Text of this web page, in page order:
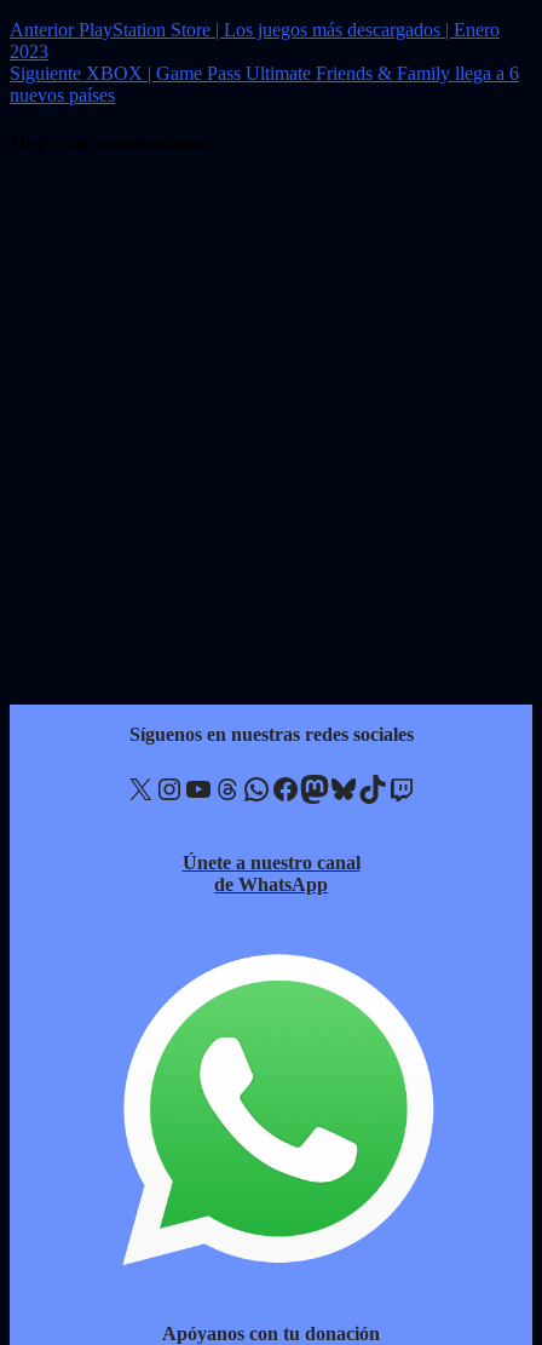
Navegación
de
entradas
AnteriorPlayStation Store | Los juegos más descargados | Enero
2023
Siguiente XBOX | Game Pass Ultimate Friends & Family llega a 6
nuevos países
Síguenos en nuestras redes sociales
X Instagram YouTube Threads WhatsApp Facebook Mastodon Bluesky TikTok Twitch
Únete a nuestro canal
de WhatsApp
Apóyanos con tu donación